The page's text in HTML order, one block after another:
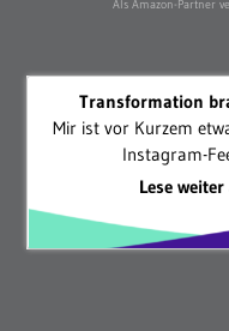
Als Amazon-Partner
Transformation
Mir ist vor Kurzem
Instagram-
Lese